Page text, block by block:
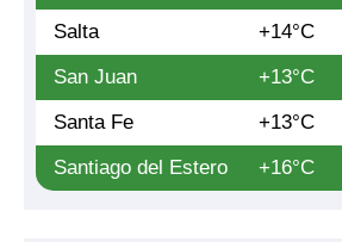
Salta
+14°C
San Juan
+13°C
Santa Fe
+13°C
Santiago del Estero
+16°C